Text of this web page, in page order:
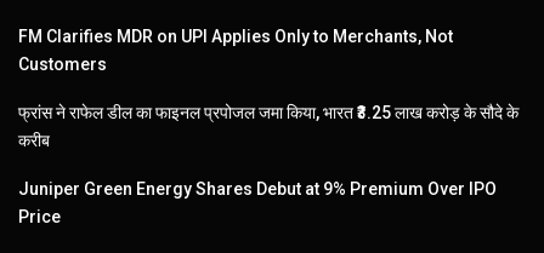
FM Clarifies MDR on UPI Applies Only to Merchants, Not
Customers
फ्रांस ने राफेल डील का फाइनल प्रपोजल जमा किया, भारत ₹3.25 लाख करोड़ के सौदे के
करीब
Juniper Green Energy Shares Debut at 9% Premium Over IPO
Price